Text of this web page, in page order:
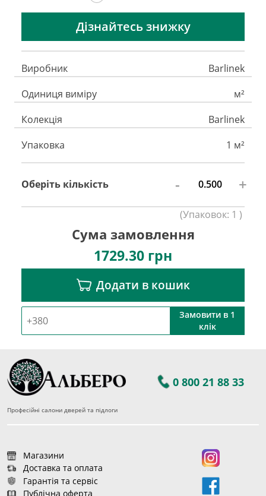
Дізнайтесь знижку
Виробник
Barlinek
Одиниця виміру
м²
Колекція
Barlinek
Упаковка
1 м²
Оберіть кількість - +
(Упаковок: 1 )
Сума замовлення
1729.30 грн
Додати в кошик
Замовити в 1
клік
0 800 21 88 33
Професійні салони дверей та підлоги
Магазини
Доставка та оплата
Гарантія та сервіс
Публічна оферта